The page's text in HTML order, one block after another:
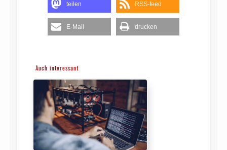
teilen RSS-feed
E-Mail drucken
Auch interessant